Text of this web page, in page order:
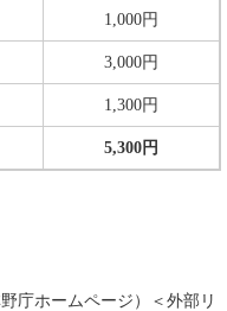
1,000円
3,000円
1,300円
5,300円
野庁ホームページ）＜外部リ